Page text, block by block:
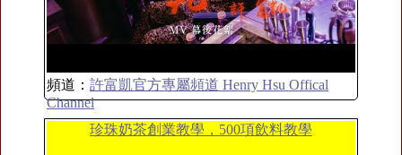
頻道： 許富凱官方專屬頻道 Henry Hsu Offical
Channel
珍珠奶茶創業教學，500項飲料教學